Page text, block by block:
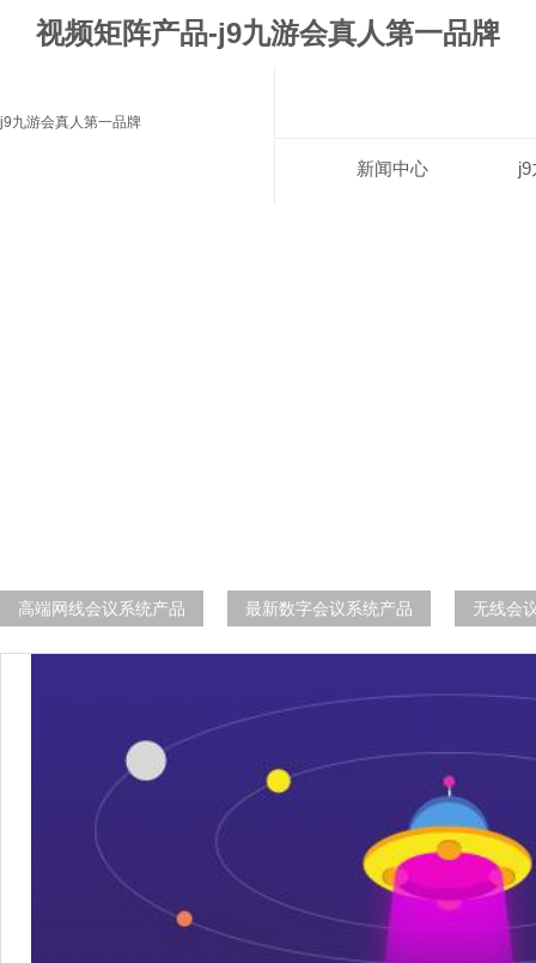
视频矩阵产品-j9九游会真人第一品牌
j9九游会真人第一品牌
新闻中心
高端网线会议系统产品 最新数字会议系统产品 无线会